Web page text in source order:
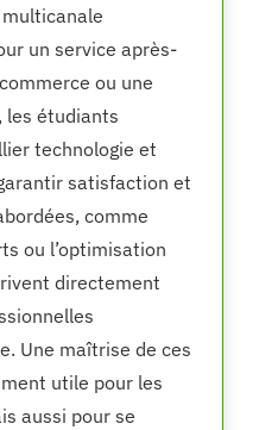
un service après-
ou une
les étudiants
technologie et
satisfaction et
comme
ou l’optimisation
directement
Une maîtrise de ces
utile pour les
aussi pour se